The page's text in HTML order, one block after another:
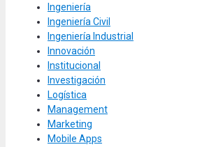
Ingeniería
Ingeniería Civil
Ingeniería Industrial
Innovación
Institucional
Investigación
Logística
Management
Marketing
Mobile Apps